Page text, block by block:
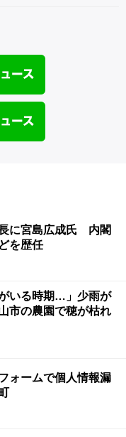
に宮島広成氏 内閣
を歴任
いる時期…」少雨が
市の農園で穂が枯れ
ォームで個人情報漏